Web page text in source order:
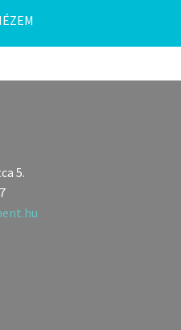
5.